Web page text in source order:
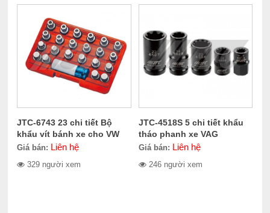
JTC-6743 23 chi tiết Bộ
khẩu vít bánh xe cho VW
Giá bán: Liên hệ
329 người xem
JTC-4518S 5 chi tiết khẩu
tháo phanh xe VAG
Giá bán: Liên hệ
246 người xem